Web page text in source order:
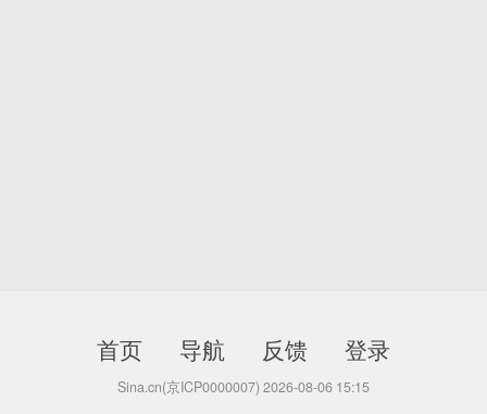
首页 导航 反馈 登录
Sina.cn(京ICP0000007) 2026-08-06 15:15